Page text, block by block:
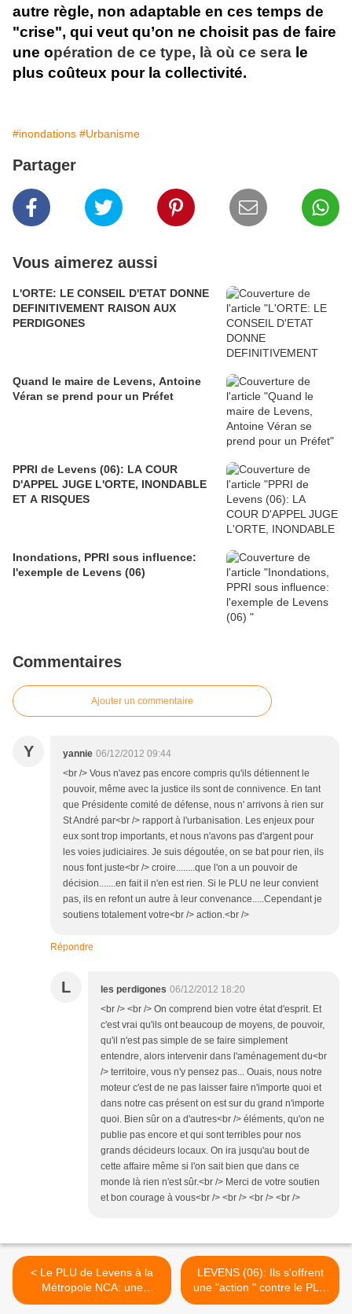
autre règle, non adaptable en ces temps de
"crise", qui veut qu’on ne choisit pas de faire
une opération de ce type, là où ce sera le
plus coûteux pour la collectivité.
#inondations #Urbanisme
Partager
Vous aimerez aussi
L'ORTE: LE CONSEIL D'ETAT DONNE
DEFINITIVEMENT RAISON AUX
PERDIGONES
Quand le maire de Levens, Antoine
Véran se prend pour un Préfet
PPRI de Levens (06): LA COUR
D'APPEL JUGE L'ORTE, INONDABLE
ET A RISQUES
Inondations, PPRI sous influence:
l'exemple de Levens (06)
Commentaires
Ajouter un commentaire
Y yannie 06/12/2012 09:44
<br /> Vous n'avez pas encore compris qu'ils détiennent le
pouvoir, même avec la justice ils sont de connivence. En tant
que Présidente comité de défense, nous n' arrivons à rien sur
St André par<br /> rapport à l'urbanisation. Les enjeux pour
eux sont trop importants, et nous n'avons pas d'argent pour
les voies judiciaires. Je suis dégoutée, on se bat pour rien, ils
nous font juste<br /> croire........que l'on a un pouvoir de
décision.......en fait il n'en est rien. Si le PLU ne leur convient
pas, ils en refont un autre à leur convenance.....Cependant je
soutiens totalement votre<br /> action.<br />
Répondre
L les perdigones 06/12/2012 18:20
<br /> <br /> On comprend bien votre état d'esprit. Et
c'est vrai qu'ils ont beaucoup de moyens, de pouvoir,
qu'il n'est pas simple de se faire simplement
entendre, alors intervenir dans l'aménagement du<br
/> territoire, vous n'y pensez pas... Ouais, nous notre
moteur c'est de ne pas laisser faire n'importe quoi et
dans notre cas présent on est sur du grand n'importe
quoi. Bien sûr on a d'autres<br /> éléments, qu'on ne
publie pas encore et qui sont terribles pour nos
grands décideurs locaux. On ira jusqu'au bout de
cette affaire même si l'on sait bien que dans ce
monde là rien n'est sûr.<br /> Merci de votre soutien
et bon courage à vous<br /> <br /> <br /> <br />
< Le PLU de Levens à la
Métropole NCA: une
pantalonnade*
LEVENS (06): Ils s'offrent
une "action " contre le PLU
>